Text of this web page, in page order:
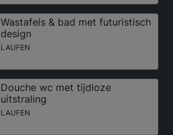
Wastafels & bad met futuristisch
design
LAUFEN
Douche wc met tijdloze
uitstraling
LAUFEN